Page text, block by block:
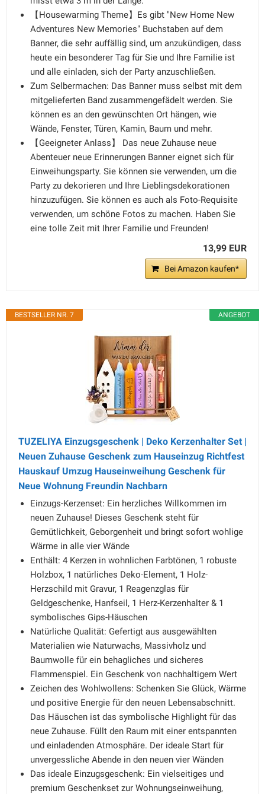
【Housewarming Theme】Es gibt "New Home New
Adventures New Memories" Buchstaben auf dem
Banner, die sehr auffällig sind, um anzukündigen, dass
heute ein besonderer Tag für Sie und Ihre Familie ist
und alle einladen, sich der Party anzuschließen.
Zum Selbermachen: Das Banner muss selbst mit dem
mitgelieferten Band zusammengefädelt werden. Sie
können es an den gewünschten Ort hängen, wie
Wände, Fenster, Türen, Kamin, Baum und mehr.
【Geeigneter Anlass】 Das neue Zuhause neue
Abenteuer neue Erinnerungen Banner eignet sich für
Einweihungsparty. Sie können sie verwenden, um die
Party zu dekorieren und Ihre Lieblingsdekorationen
hinzuzufügen. Sie können es auch als Foto-Requisite
verwenden, um schöne Fotos zu machen. Haben Sie
eine tolle Zeit mit Ihrer Familie und Freunden!
13,99 EUR
Bei Amazon kaufen*
ANGEBOT
BESTSELLER NR. 7
TUZELIYA Einzugsgeschenk | Deko Kerzenhalter Set |
Neuen Zuhause Geschenk zum Hauseinzug Richtfest
Hauskauf Umzug Hauseinweihung Geschenk für
Neue Wohnung Freundin Nachbarn
Einzugs-Kerzenset: Ein herzliches Willkommen im
neuen Zuhause! Dieses Geschenk steht für
Gemütlichkeit, Geborgenheit und bringt sofort wohlige
Wärme in alle vier Wände
Enthält: 4 Kerzen in wohnlichen Farbtönen, 1 robuste
Holzbox, 1 natürliches Deko-Element, 1 Holz-
Herzschild mit Gravur, 1 Reagenzglas für
Geldgeschenke, Hanfseil, 1 Herz-Kerzenhalter & 1
symbolisches Gips-Häuschen
Natürliche Qualität: Gefertigt aus ausgewählten
Materialien wie Naturwachs, Massivholz und
Baumwolle für ein behagliches und sicheres
Flammenspiel. Ein Geschenk von nachhaltigem Wert
Zeichen des Wohlwollens: Schenken Sie Glück, Wärme
und positive Energie für den neuen Lebensabschnitt.
Das Häuschen ist das symbolische Highlight für das
neue Zuhause. Füllt den Raum mit einer entspannten
und einladenden Atmosphäre. Der ideale Start für
unvergessliche Abende in den neuen vier Wänden
Das ideale Einzugsgeschenk: Ein vielseitiges und
premium Geschenkset zur Wohnungseinweihung,